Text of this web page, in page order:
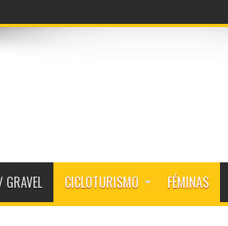
CICLOTURISMO FÉMINAS